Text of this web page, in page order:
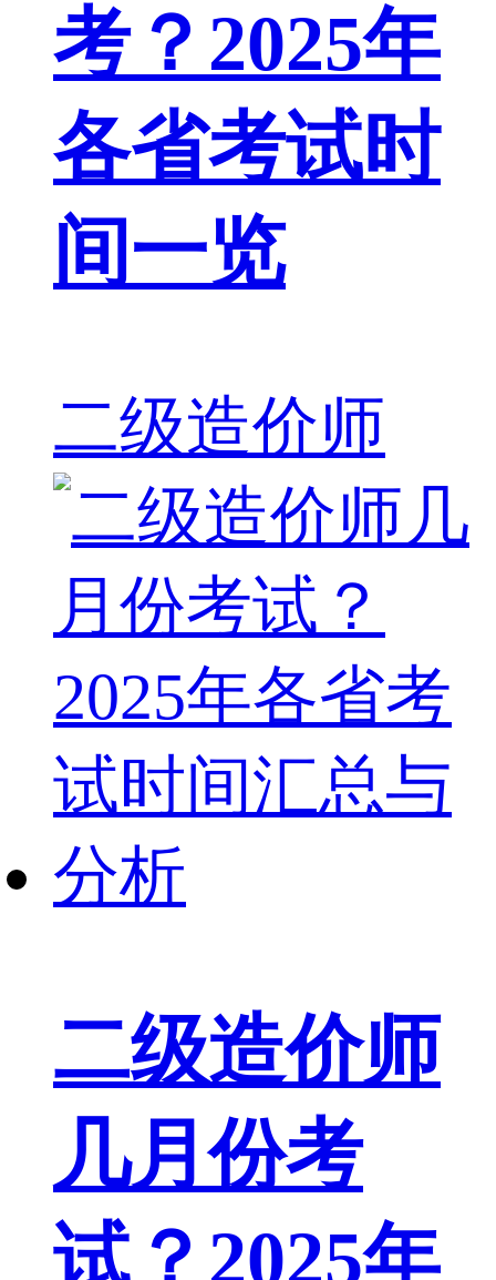
考？2025年
各省考试时
间一览
二级造价师
二级造价师
几月份考
试？2025年